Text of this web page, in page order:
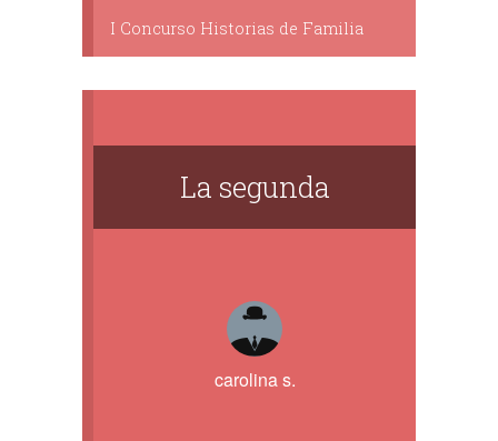
I Concurso Historias de Familia
La segunda
carolina s.